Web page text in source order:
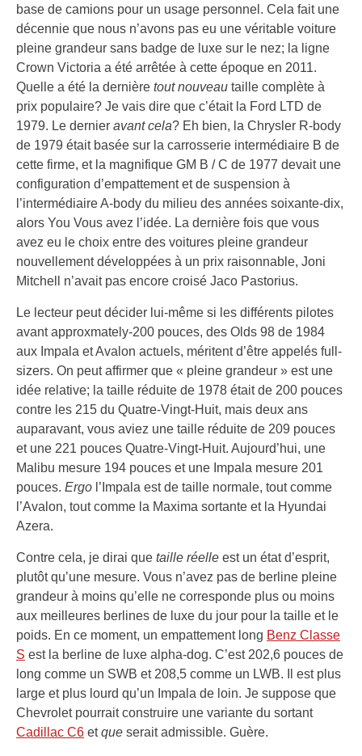
base de camions pour un usage personnel. Cela fait une
décennie que nous n’avons pas eu une véritable voiture
pleine grandeur sans badge de luxe sur le nez; la ligne
Crown Victoria a été arrêtée à cette époque en 2011.
Quelle a été la dernière tout nouveau taille complète à
prix populaire? Je vais dire que c’était la Ford LTD de
1979. Le dernier avant cela? Eh bien, la Chrysler R-body
de 1979 était basée sur la carrosserie intermédiaire B de
cette firme, et la magnifique GM B / C de 1977 devait une
configuration d’empattement et de suspension à
l’intermédiaire A-body du milieu des années soixante-dix,
alors You Vous avez l’idée. La dernière fois que vous
avez eu le choix entre des voitures pleine grandeur
nouvellement développées à un prix raisonnable, Joni
Mitchell n’avait pas encore croisé Jaco Pastorius.
Le lecteur peut décider lui-même si les différents pilotes
avant approxmately-200 pouces, des Olds 98 de 1984
aux Impala et Avalon actuels, méritent d’être appelés full-
sizers. On peut affirmer que « pleine grandeur » est une
idée relative; la taille réduite de 1978 était de 200 pouces
contre les 215 du Quatre-Vingt-Huit, mais deux ans
auparavant, vous aviez une taille réduite de 209 pouces
et une 221 pouces Quatre-Vingt-Huit. Aujourd’hui, une
Malibu mesure 194 pouces et une Impala mesure 201
pouces. Ergo l’Impala est de taille normale, tout comme
l’Avalon, tout comme la Maxima sortante et la Hyundai
Azera.
Contre cela, je dirai que taille réelle est un état d’esprit,
plutôt qu’une mesure. Vous n’avez pas de berline pleine
grandeur à moins qu’elle ne corresponde plus ou moins
aux meilleures berlines de luxe du jour pour la taille et le
poids. En ce moment, un empattement long Benz Classe
S est la berline de luxe alpha-dog. C’est 202,6 pouces de
long comme un SWB et 208,5 comme un LWB. Il est plus
large et plus lourd qu’un Impala de loin. Je suppose que
Chevrolet pourrait construire une variante du sortant
Cadillac C6 etque serait admissible. Guère.